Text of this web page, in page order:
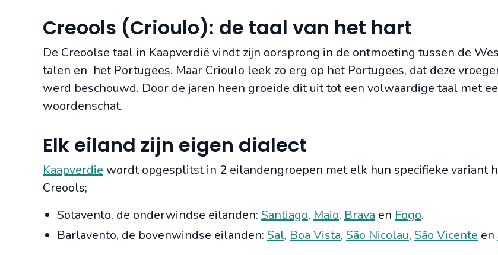
Creools (Crioulo): de taal van het hart
De Creoolse taal in Kaapverdië vindt zijn oorsprong in de ontmoeting tussen de
talen en het Portugees. Maar Crioulo leek zo erg op het Portugees, dat deze
werd beschouwd. Door de jaren heen groeide dit uit tot een volwaardige taal met
woordenschat.
Elk eiland zijn eigen dialect
Kaapverdie wordt opgesplitst in 2 eilandengroepen met elk hun specifieke variant
Creools;
Sotavento, de onderwindse eilanden: Santiago, Maio, Brava en Fogo.
Barlavento, de bovenwindse eilanden: Sal, Boa Vista, São Nicolau, São Vicente en